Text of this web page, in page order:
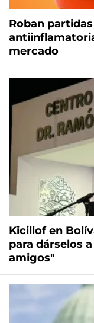
Roban
mercado
Kicillof en
para dárselos
amigos"